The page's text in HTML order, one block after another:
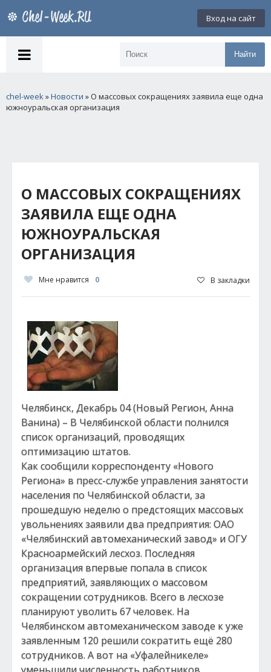
Вход на сайт
Найти
chel-week»Новости » О массовых сокращениях заявила еще одна
южноуральская организация
О МАССОВЫХ СОКРАЩЕНИЯХ
ЗАЯВИЛА ЕЩЕ ОДНА
ЮЖНОУРАЛЬСКАЯ
ОРГАНИЗАЦИЯ
Мне нравится 0 В закладки
Челябинск, Декабрь 04 (Новый Регион, Анна
Ванина) – В Челябинской области полнился
список организаций, проводящих
оптимизацию штатов.
Как сообщили корреспонденту «Нового
Региона» в пресс-службе управления занятости
населения по Челябинской области, за
прошедшую неделю о предстоящих массовых
увольнениях заявили два предприятия: ОАО
«Челябинский автомеханический завод» и ОГУ
Красноармейский лесхоз. Последняя
организация впервые попала в список
предприятий, заявляющих о массовом
сокращении сотрудников. Всего в лесхозе
планируют уволить 67 человек. На
Челябинском автомеханическом заводе к уже
заявленным 120 решили сократить ещё 280
сотрудников. А вот на «Уфалейникеле»